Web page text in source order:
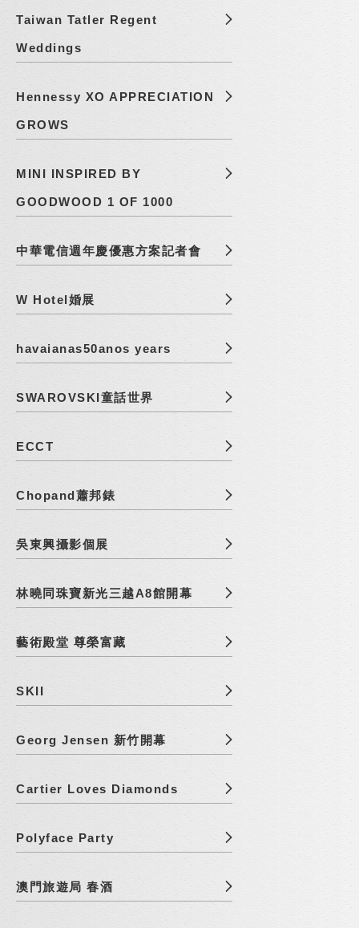
Taiwan Tatler Regent
Weddings
Hennessy XO APPRECIATION
GROWS
MINI INSPIRED BY
GOODWOOD 1 OF 1000
中華電信週年慶優惠方案記者會
W Hotel婚展
havaianas50anos years
SWAROVSKI童話世界
ECCT
Chopand蕭邦錶
吳東興攝影個展
林曉同珠寶新光三越A8館開幕
藝術殿堂 尊榮富藏
SKII
Georg Jensen 新竹開幕
Cartier Loves Diamonds
Polyface Party
澳門旅遊局 春酒